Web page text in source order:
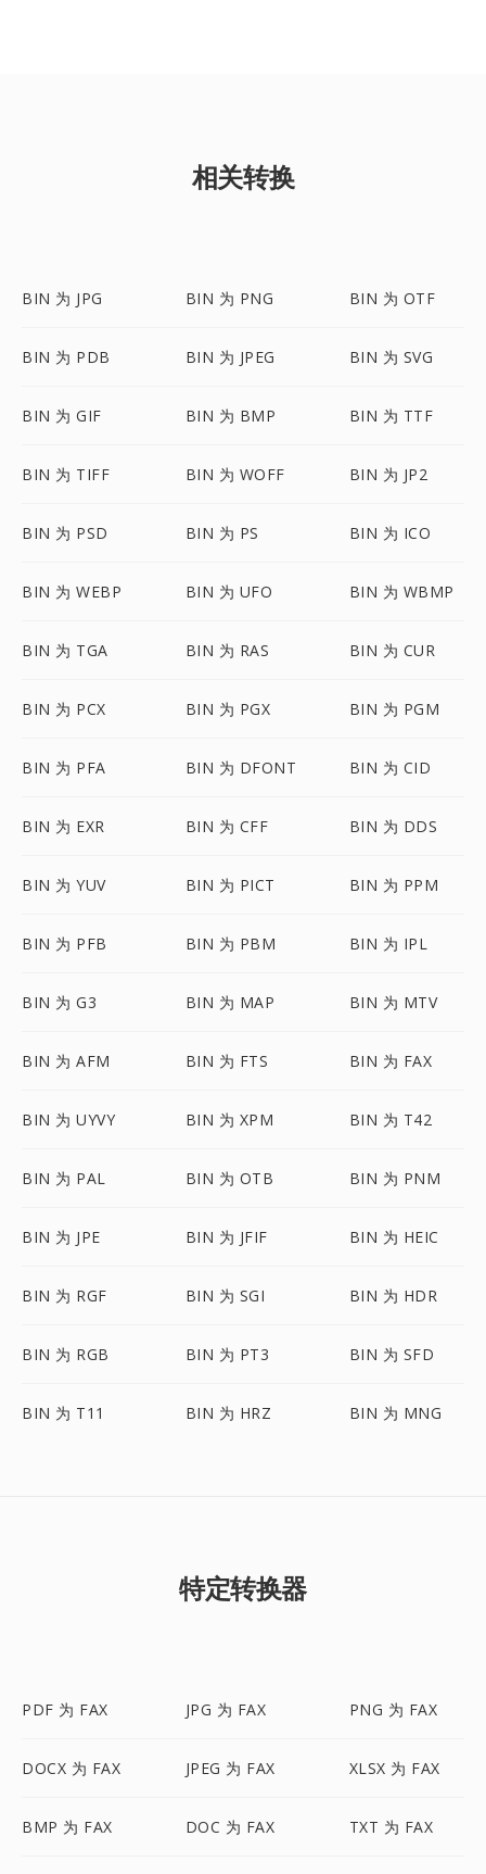
相关转换
BIN 为 JPG BIN 为 PNG BIN 为 OTF
BIN 为 PDB BIN 为 JPEG BIN 为 SVG
BIN 为 GIF BIN 为 BMP BIN 为 TTF
BIN 为 TIFF BIN 为 WOFF BIN 为 JP2
BIN 为 PSD BIN 为 PS BIN 为 ICO
BIN 为 WEBP BIN 为 UFO BIN 为 WBMP
BIN 为 TGA BIN 为 RAS BIN 为 CUR
BIN 为 PCX BIN 为 PGX BIN 为 PGM
BIN 为 PFA BIN 为 DFONT BIN 为 CID
BIN 为 EXR BIN 为 CFF BIN 为 DDS
BIN 为 YUV BIN 为 PICT BIN 为 PPM
BIN 为 PFB BIN 为 PBM BIN 为 IPL
BIN 为 G3 BIN 为 MAP BIN 为 MTV
BIN 为 AFM BIN 为 FTS BIN 为 FAX
BIN 为 UYVY BIN 为 XPM BIN 为 T42
BIN 为 PAL BIN 为 OTB BIN 为 PNM
BIN 为 JPE BIN 为 JFIF BIN 为 HEIC
BIN 为 RGF BIN 为 SGI BIN 为 HDR
BIN 为 RGB BIN 为 PT3 BIN 为 SFD
BIN 为 T11 BIN 为 HRZ BIN 为 MNG
特定转换器
PDF 为 FAX JPG 为 FAX PNG 为 FAX
DOCX 为 FAX JPEG 为 FAX XLSX 为 FAX
BMP 为 FAX DOC 为 FAX TXT 为 FAX